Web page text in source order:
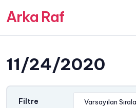
Arka Raf
ANA SAYFA
HAKKIMIZDA
YAZARLARIMIZ
11/24/2020
Filtre